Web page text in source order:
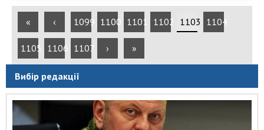
« ‹ 1099 1100 1101 1102 1103 1104
1105 1106 1107 › »
Вибір редакції